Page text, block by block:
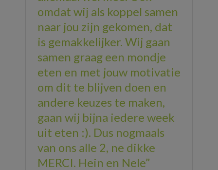
omdat wij als koppel samen
naar jou zijn gekomen, dat
is gemakkelijker. Wij gaan
samen graag een mondje
eten en met jouw motivatie
om dit te blijven doen en
andere keuzes te maken,
gaan wij bijna iedere week
uit eten :). Dus nogmaals
van ons alle 2, ne dikke
MERCI. Hein en Nele”